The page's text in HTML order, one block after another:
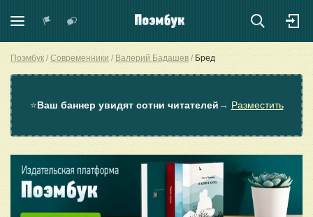
Поэмбук Современники Валерий Бадашев Бред
⭐Ваш баннер увидят сотни читателей → Разместить